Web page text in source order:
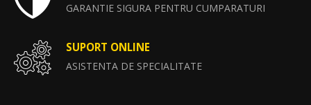
GARANTIE SIGURA PENTRU CUMPARATURI
SUPORT ONLINE
ASISTENTA DE SPECIALITATE